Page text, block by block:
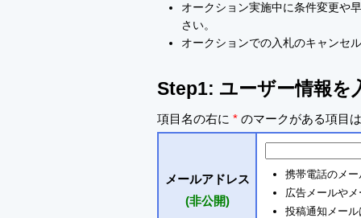
オークション実施中に条件変更や
さい。
オークションでの入札のキャンセ
Step1: ユーザー情報を
項目名の右に * のマークがある項目
メールアドレス
(非公開)
携帯電話のメ
広告メールや
投稿通知メー